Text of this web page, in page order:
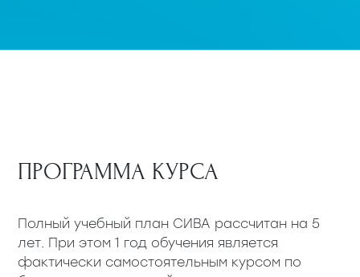
ПРОГРАММА КУРСА
Полный учебный план СИВА рассчитан на 5
лет. При этом 1 год обучения является
фактически самостоятельным курсом по